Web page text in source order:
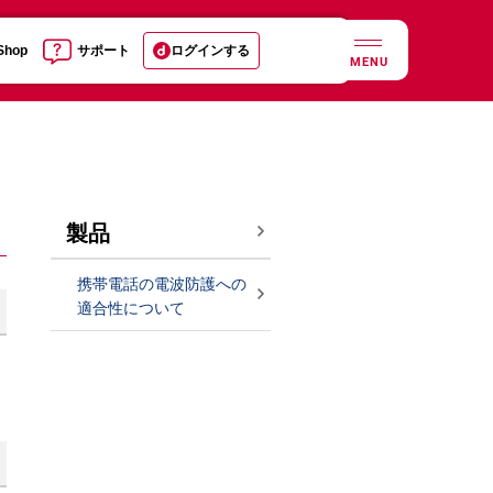
サポート ログインする
MENU
製品
携帯電話の電波防護への
適合性について